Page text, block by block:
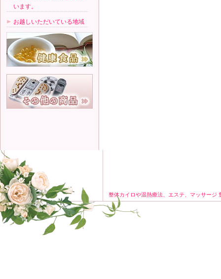
います。
お越しいただいている地域
整体カイロや温熱療法、エステ、マッサージ